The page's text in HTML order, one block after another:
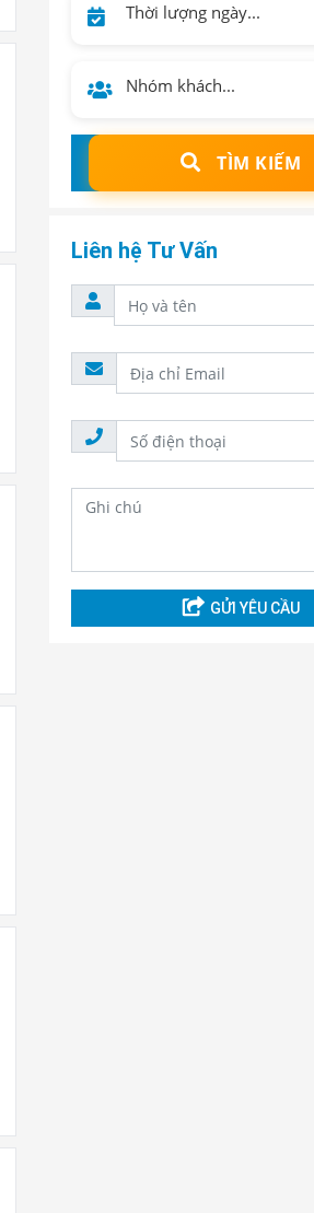
Thời lượng ngày...
Nhóm khách...
TÌM KIẾM
Liên hệ Tư Vấn